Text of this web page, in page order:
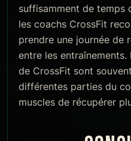
suffisamment de temps
les coachs CrossFit
prendre une journée de
entre les
de CrossFit sont
différentes parties du
muscles de récupérer